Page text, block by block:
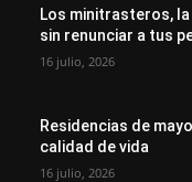
Los minitrasteros,
sin renunciar a tus
16 julio, 2026
Residencias de
calidad de vida
16 julio, 2026